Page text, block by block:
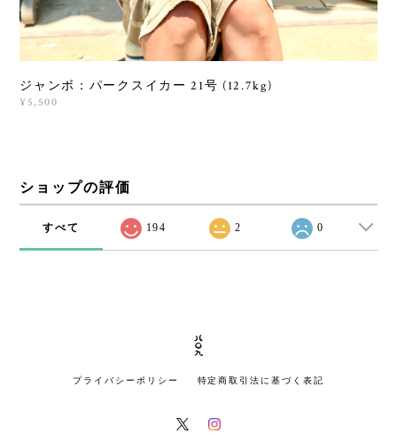
ジャンボ：パークスイカー 21号 (12.7kg)
¥5,500
ショップの評価
すべて 194 2 0
プライバシーポリシー 特定商取引法に基づく表記